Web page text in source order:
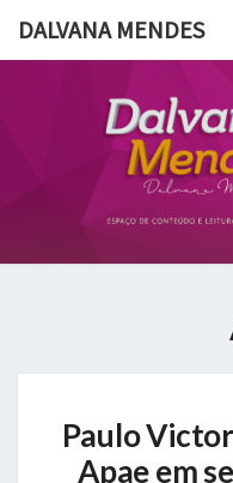
DALVANA MENDES
Paulo
Apae em